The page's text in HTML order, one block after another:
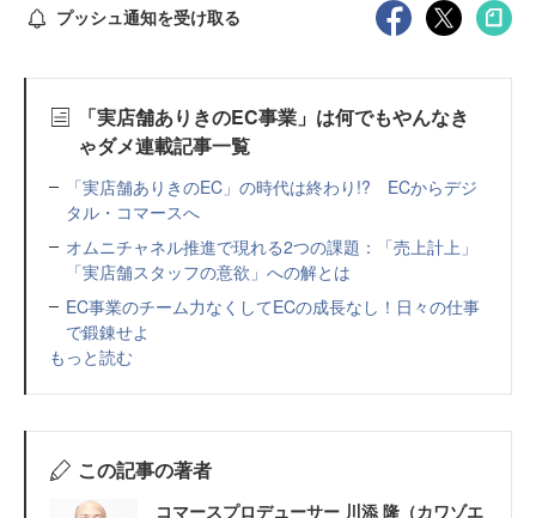
プッシュ通知を受け取る
「実店舗ありきのEC事業」は何でもやんなき
ゃダメ連載記事一覧
「実店舗ありきのEC」の時代は終わり!? ECからデジ
タル・コマースへ
オムニチャネル推進で現れる2つの課題：「売上計上」
「実店舗スタッフの意欲」への解とは
EC事業のチーム力なくしてECの成長なし！日々の仕事
で鍛錬せよ
もっと読む
この記事の著者
コマースプロデューサー 川添 隆（カワゾエ